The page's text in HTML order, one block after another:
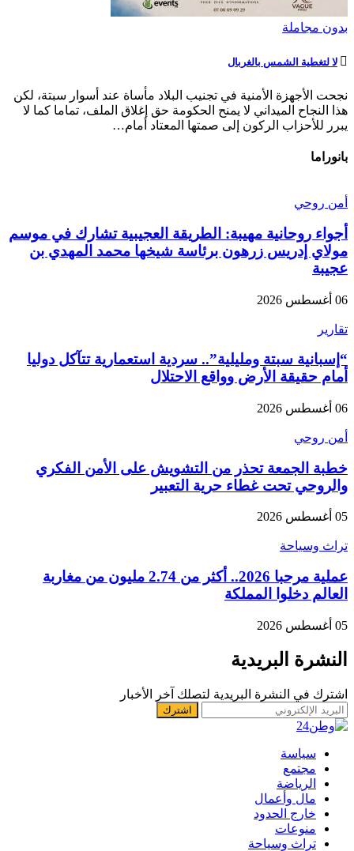
بدون مجاملة
لا لتغطية الشمس بالغربال
نجحت الأجهزة الأمنية في تجنيب البلاد مأساة عند أسوار سبتة، لكن
هذا النجاح الميداني لا يمنح الحكومة حق إغلاق الملف، تماما كما لا
يبرر للأحزاب الركون إلى صمتها المعتاد أمام…
بانوراما
أمن روحي
أجواء روحانية مهيبة: الطريقة العجيبية تشارك في موسم
مولاي إدريس زرهون برئاسة شيخها محمد المهدي بن
عجيبة
06 أغسطس 2026
تقارير
“إسبانية سبتة ومليلية”.. سردية استعمارية تتآكل دوليا
أمام حقيقة الأرض وواقع الاحتلال
06 أغسطس 2026
أمن روحي
خطبة الجمعة تحذر من التشويش على الأمن الفكري
والروحي تحت غطاء حرية التعبير
05 أغسطس 2026
تراث وسياحة
عملية مرحبا 2026.. أكثر من 2.74 مليون من مغاربة
العالم دخلوا المملكة
05 أغسطس 2026
النشرة البريدية
اشترك في النشرة البريدية لتصلك آخر الأخبار
سياسة
مجتمع
الرياضة
مال وأعمال
خارج الحدود
منوعات
تراث وسياحة